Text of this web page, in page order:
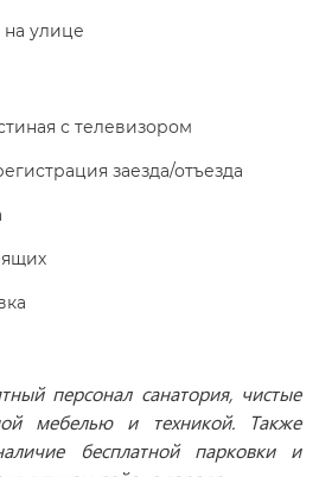
на улице
с телевизором
заезда/отъезда
персонал санатория, чистые
мебелью и техникой. Также
бесплатной парковки и